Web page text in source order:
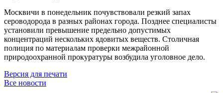
Москвичи в понедельник почувствовали резкий запах
сероводорода в разных районах города. Позднее специалисты
установили превышение предельно допустимых
концентраций нескольких ядовитых веществ. Столичная
полиция по материалам проверки межрайонной
природоохранной прокуратуры возбудила уголовное дело.
Версия для печати
Все новости